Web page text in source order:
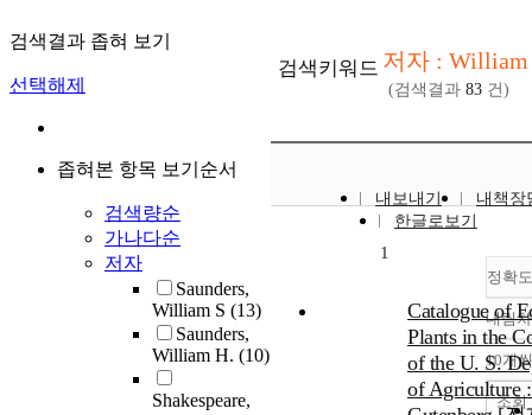
검색결과 좁혀 보기
선택해제
좁혀본 항목 보기순서
검색량순
가나다순
저자
Saunders,
William S (13)
Saunders,
William H. (10)
Shakespeare,
검색키워드 저자 : William
(검색결과 83 건)
내보내기
내책장
한글로보기
정확
내림
10개
조회
1
Catalogue of
Plants in the
of the U. S.
of Agriculture